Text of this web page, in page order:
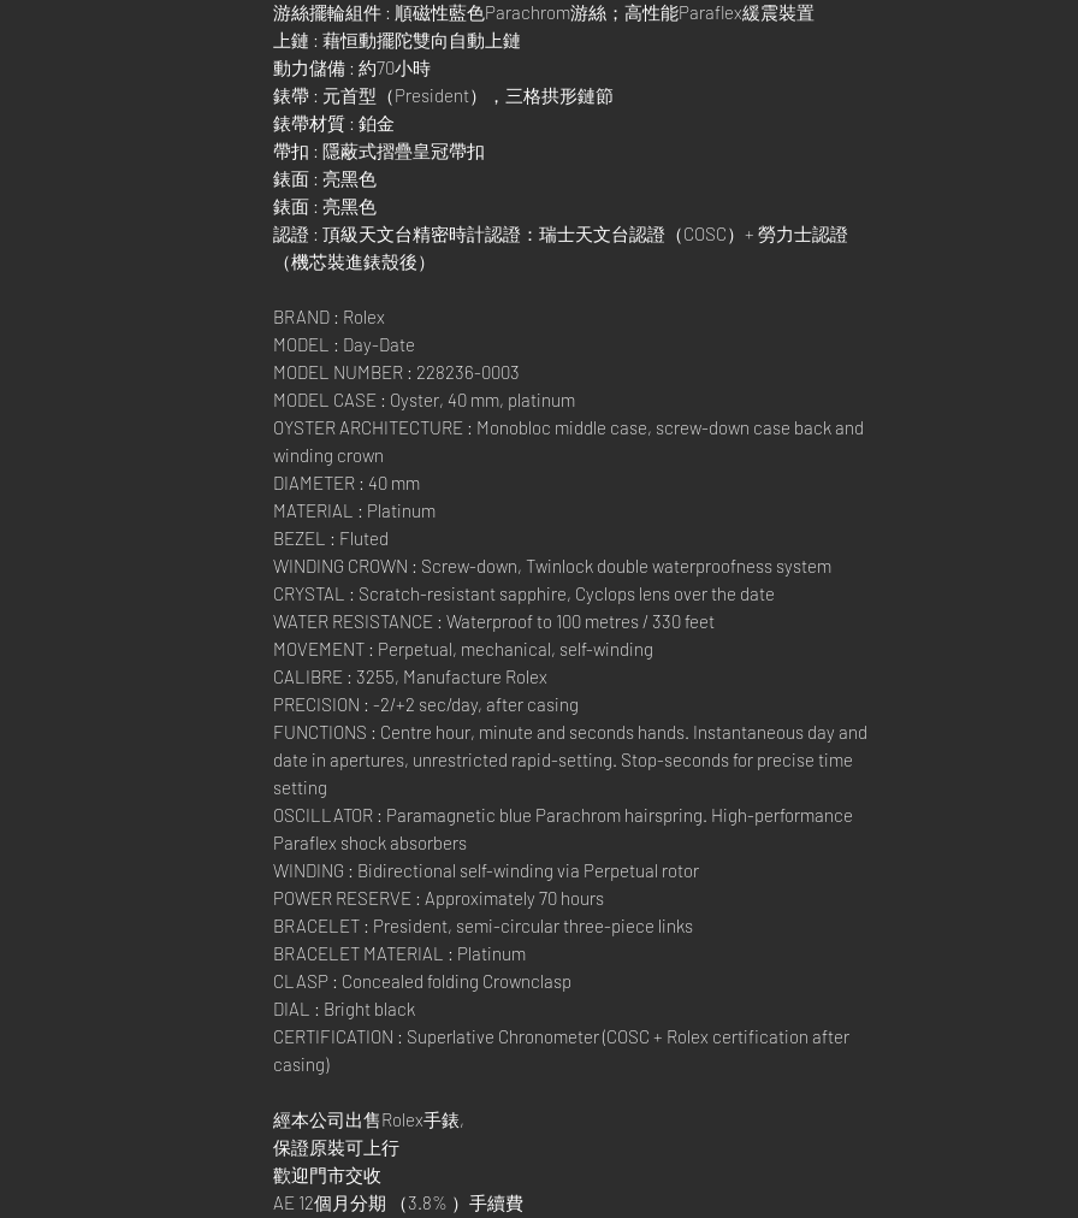
游絲擺輪組件 : 順磁性藍色Parachrom游絲；高性能Paraflex緩震裝置
上鏈 : 藉恒動擺陀雙向自動上鏈
動力儲備 : 約70小時
錶帶 : 元首型（President），三格拱形鏈節
錶帶材質 : 鉑金
帶扣 : 隱蔽式摺疊皇冠帶扣
錶面 : 亮黑色
錶面 : 亮黑色
認證 : 頂級天文台精密時計認證：瑞士天文台認證（COSC）+ 勞力士認證
（機芯裝進錶殼後）
BRAND : Rolex
MODEL : Day-Date
MODEL NUMBER : 228236-0003
MODEL CASE : Oyster, 40 mm, platinum
OYSTER ARCHITECTURE : Monobloc middle case, screw-down case back and
winding crown
DIAMETER : 40 mm
MATERIAL : Platinum
BEZEL : Fluted
WINDING CROWN : Screw-down, Twinlock double waterproofness system
CRYSTAL : Scratch-resistant sapphire, Cyclops lens over the date
WATER RESISTANCE : Waterproof to 100 metres / 330 feet
MOVEMENT : Perpetual, mechanical, self-winding
CALIBRE : 3255, Manufacture Rolex
PRECISION : -2/+2 sec/day, after casing
FUNCTIONS : Centre hour, minute and seconds hands. Instantaneous day and
date in apertures, unrestricted rapid-setting. Stop-seconds for precise time
setting
OSCILLATOR : Paramagnetic blue Parachrom hairspring. High-performance
Paraflex shock absorbers
WINDING : Bidirectional self-winding via Perpetual rotor
POWER RESERVE : Approximately 70 hours
BRACELET : President, semi-circular three-piece links
BRACELET MATERIAL : Platinum
CLASP : Concealed folding Crownclasp
DIAL : Bright black
CERTIFICATION : Superlative Chronometer (COSC + Rolex certification after
casing)
經本公司出售Rolex手錶,
保證原裝可上行
歡迎門市交收
AE 12個月分期 （3.8% ）手續費